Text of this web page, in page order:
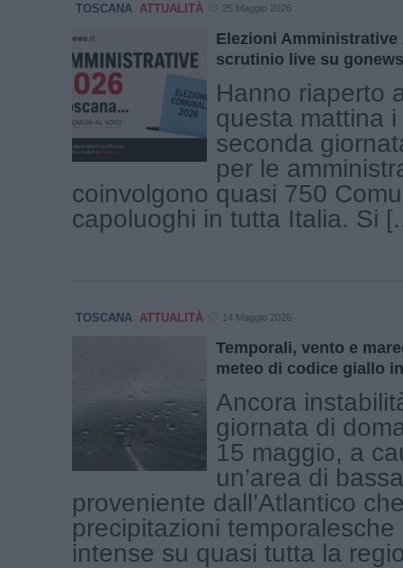
TOSCANA ATTUALITÀ 25 Maggio 2026
Elezioni Amministrative
scrutinio live su
Hanno riaperto
questa mattina
seconda
per le
coinvolgono quasi 750
capoluoghi in tutta Italia. Si
TOSCANA ATTUALITÀ 14 Maggio 2026
Temporali, vento e
meteo di codice giallo
Ancora
giornata di
15 maggio, a
un’area di
proveniente dall’Atlantico
precipitazioni temporalesche
intense su quasi tutta la